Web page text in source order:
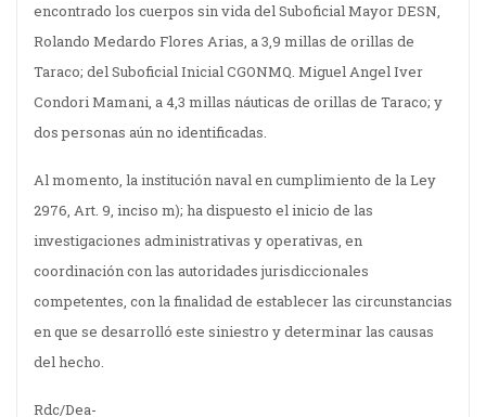
encontrado los cuerpos sin vida del Suboficial Mayor DESN,
Rolando Medardo Flores Arias, a 3,9 millas de orillas de
Taraco; del Suboficial Inicial CGONMQ. Miguel Angel Iver
Condori Mamani, a 4,3 millas náuticas de orillas de Taraco; y
dos personas aún no identificadas.
Al momento, la institución naval en cumplimiento de la Ley
2976, Art. 9, inciso m); ha dispuesto el inicio de las
investigaciones administrativas y operativas, en
coordinación con las autoridades jurisdiccionales
competentes, con la finalidad de establecer las circunstancias
en que se desarrolló este siniestro y determinar las causas
del hecho.
Rdc/Dea-